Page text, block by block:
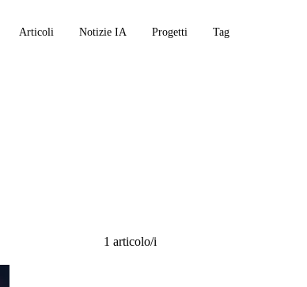
Articoli Notizie IA Progetti Tag
1 articolo/i